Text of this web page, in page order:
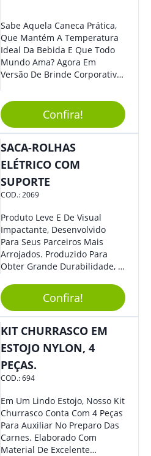
Sabe Aquela Caneca Prática,
Que Mantém A Temperatura
Ideal Da Bebida E Que Todo
Mundo Ama? Agora Em
Versão De Brinde Corporativo
Sua Marca Com Muito Estilo E
Acrescentar Ainda Mais
Praticidade À Eventos E Feiras
De Exposição.
Confira!
SACA-ROLHAS
ELÉTRICO COM
SUPORTE
COD.:2069
Produto Leve E De Visual
Impactante, Desenvolvido
Para Seus Parceiros Mais
Arrojados. Produzido Para
Obter Grande Durabilidade, É
Sua Marca De Forma Estilosa,
Agregando Valor Para Sua
Empresa Em Eventos.
Confira!
KIT CHURRASCO EM
ESTOJO NYLON, 4
PEÇAS.
COD.:694
Em Um Lindo Estojo, Nosso Kit
Churrasco Conta Com 4 Peças
Para Auxiliar No Preparo Das
Carnes. Elaborado Com
Material De Excelente